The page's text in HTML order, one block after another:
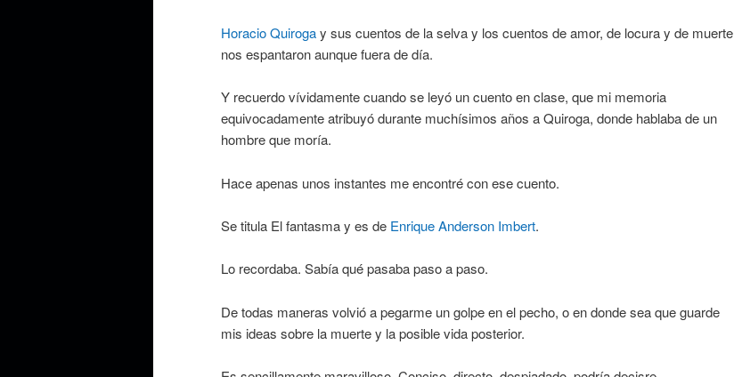
Horacio Quirogay sus cuentos de la selva y los cuentos de amor, de locura y de muerte
nos espantaron aunque fuera de día.
Y recuerdo vívidamente cuando se leyó un cuento en clase, que mi memoria
equivocadamente atribuyó durante muchísimos años a Quiroga, donde hablaba de un
hombre que moría.
Hace apenas unos instantes me encontré con ese cuento.
Se titula El fantasma y es de Enrique Anderson Imbert.
Lo recordaba. Sabía qué pasaba paso a paso.
De todas maneras volvió a pegarme un golpe en el pecho, o en donde sea que guarde
mis ideas sobre la muerte y la posible vida posterior.